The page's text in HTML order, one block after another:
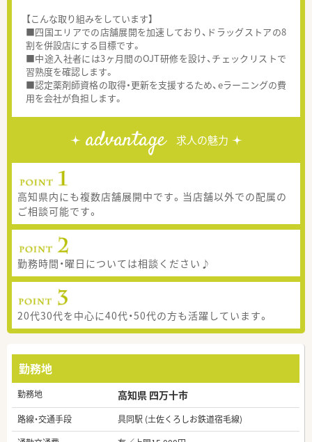
【こんな取り組みをしています】
■四国エリアでの店舗展開を加速しており、ドラッグストアの8
割を併設店にする目標です。
■中途入社者には3ヶ月間のOJT研修を設け、チェックリストで
習熟度を確認します。
■認定薬剤師資格の取得・更新を支援するため、eラーニングの費
用を会社が負担します。
advantage 求人の魅力
高知県内にも複数店舗展開中です。当店舗以外での配属の
ご相談可能です。
勤務時間・曜日については相談ください♪
20代30代を中心に40代・50代の方も活躍しています。
勤務地
勤務地 高知県 四万十市
路線・交通手段
具同駅 (土佐くろしお鉄道宿毛線)